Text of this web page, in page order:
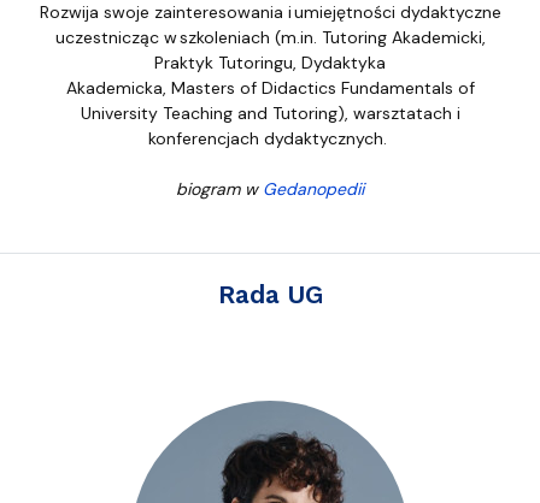
Rozwija swoje zainteresowania i umiejętności dydaktyczne
uczestnicząc w szkoleniach (m.in. Tutoring Akademicki,
Praktyk Tutoringu, Dydaktyka
Akademicka, Masters of Didactics Fundamentals of
University Teaching and Tutoring), warsztatach i
konferencjach dydaktycznych.
biogram w Gedanopedii
Rada UG